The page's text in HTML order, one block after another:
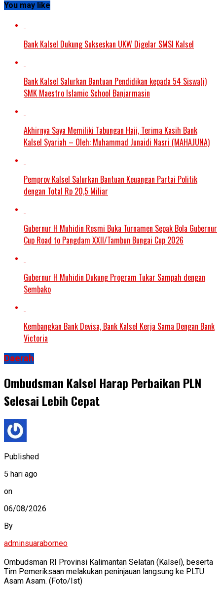
You may like
Bank Kalsel Dukung Sukseskan UKW Digelar SMSI Kalsel
Bank Kalsel Salurkan Bantuan Pendidikan kepada 54 Siswa(i)
SMK Maestro Islamic School Banjarmasin
Akhirnya Saya Memiliki Tabungan Haji, Terima Kasih Bank
Kalsel Syariah – Oleh: Muhammad Junaidi Nasri (MAHAJUNA)
Pemprov Kalsel Salurkan Bantuan Keuangan Partai Politik
dengan Total Rp 20,5 Miliar
Gubernur H Muhidin Resmi Buka Turnamen Sepak Bola Gubernur
Cup Road to Pangdam XXII/Tambun Bungai Cup 2026
Gubernur H Muhidin Dukung Program Tukar Sampah dengan
Sembako
Kembangkan Bank Devisa, Bank Kalsel Kerja Sama Dengan Bank
Victoria
Daerah
Ombudsman Kalsel Harap Perbaikan PLN
Selesai Lebih Cepat
Published
5 hari ago
on
06/08/2026
By
adminsuaraborneo
Ombudsman RI Provinsi Kalimantan Selatan (Kalsel), beserta
Tim Pemeriksaan melakukan peninjauan langsung ke PLTU
Asam Asam. (Foto/Ist)